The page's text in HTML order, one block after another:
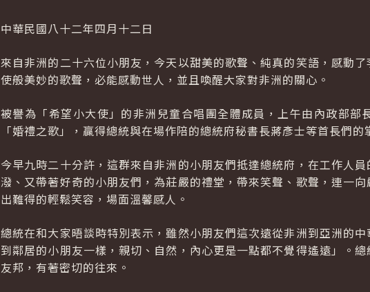
中華民國八十二年四月十二日
來自非洲的二十六位小朋友，今天以甜美的歌聲、純真的笑語，感動
使般美妙的歌聲，必能感動世人，並且喚醒大家對非洲的關心。
被譽為「希望小大使」的非洲兒童合唱團全體成員，上午由內政部部
「婚禮之歌」，贏得總統與在場作陪的總統府秘書長蔣彥士等首長們的
今早九時二十分許，這群來自非洲的小朋友們抵達總統府，在工作人
潑、又帶著好奇的小朋友們，為莊嚴的禮堂，帶來笑聲、歌聲，連一
出難得的輕鬆笑容，場面溫馨感人。
總統在和大家晤談時特別表示，雖然小朋友們這次遠從非洲到亞洲的
到鄰居的小朋友一樣，親切、自然，內心更是一點都不覺得遙遠」。
友邦，有著密切的往來。